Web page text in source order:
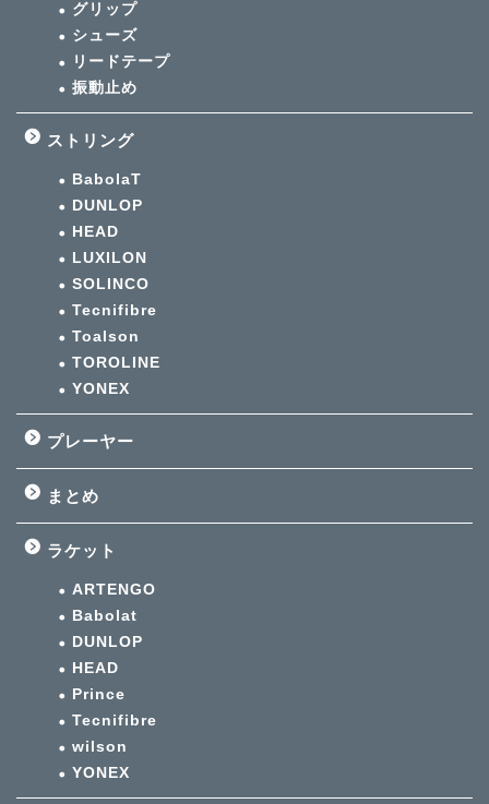
グリップ
シューズ
リードテープ
振動止め
ストリング
BabolaT
DUNLOP
HEAD
LUXILON
SOLINCO
Tecnifibre
Toalson
TOROLINE
YONEX
プレーヤー
まとめ
ラケット
ARTENGO
Babolat
DUNLOP
HEAD
Prince
Tecnifibre
wilson
YONEX